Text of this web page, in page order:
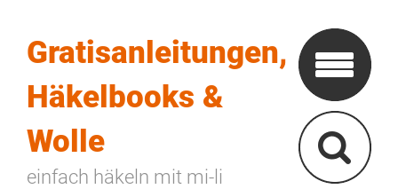
Gratisanleitungen,
Häkelbooks &
Wolle
einfach häkeln mit mi-li